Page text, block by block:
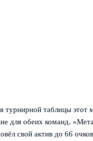
турнирной таблицы этот
для обеих команд.
свой актив до 66